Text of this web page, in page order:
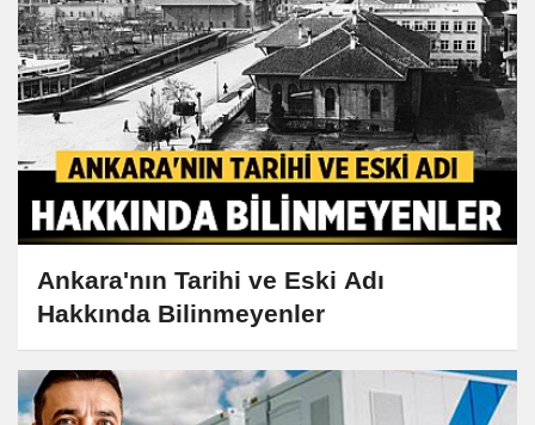
Ankara'nın Tarihi ve Eski Adı
Hakkında Bilinmeyenler